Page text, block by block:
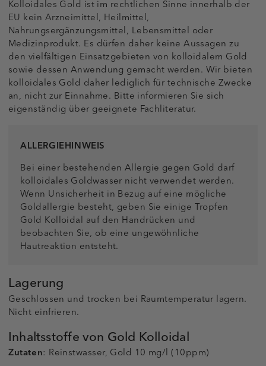
Kolloidales Gold ist im rechtlichen Sinne innerhalb der
EU kein Arzneimittel, Heilmittel,
Nahrungsergänzungsmittel, Lebensmittel oder
Medizinprodukt. Es dürfen daher keine Aussagen zu
den vielfältigen Einsatzgebieten von kolloidalem Gold
sowie dessen Anwendung gemacht werden. Wir bieten
kolloidales Gold daher lediglich für technische Zwecke
an, nicht zur Einnahme. Bitte informieren Sie sich
eigenständig über geeignete Fachliteratur.
ALLERGIEHINWEIS
Bei einer bestehenden Allergie gegen Gold darf
kolloidales Goldwasser nicht verwendet werden.
Wenn Unsicherheit in Bezug auf eine mögliche
Goldallergie besteht, geben Sie einige Tropfen
Gold Kolloidal auf den Handrücken und
beobachten Sie, ob eine ungewöhnliche
Hautreaktion entsteht.
Lagerung
Geschlossen und trocken bei Raumtemperatur lagern.
Nicht einfrieren.
Inhaltsstoffe von Gold Kolloidal
Zutaten: Reinstwasser, Gold 10 mg/l (10ppm)